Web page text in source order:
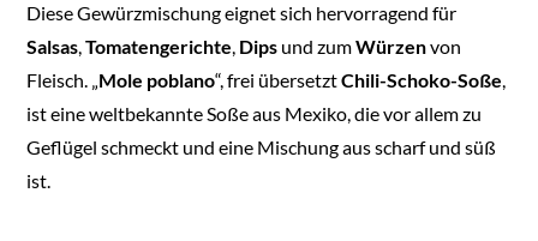
Diese Gewürzmischung eignet sich hervorragend für
Salsas,Tomatengerichte, Dips und zumWürzenvon
Fleisch. „Mole poblano“, frei übersetztChili-Schoko-Soße,
ist eine weltbekannte Soße aus Mexiko, die vor allem zu
Geflügel schmeckt und eine Mischung aus scharf und süß
ist.